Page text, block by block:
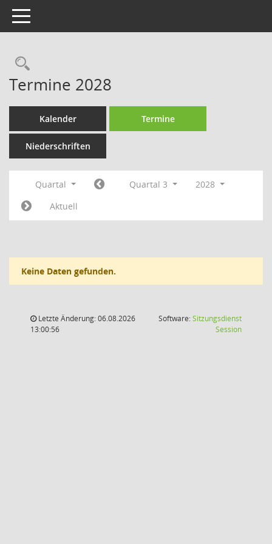
Toggle navigation
Rechercheauswahl
Termine 2028
Kalender Termine
Niederschriften
Quartal Quartal 3
2028
Aktuell
Keine Daten gefunden.
Letzte Änderung: 06.08.2026
13:00:56
Software:Sitzungsdienst
Session(Wird in